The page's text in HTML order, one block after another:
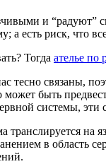
и
есть риск, что
Тогда ателье по
тесно связаны,
быть
системы,
транслируется
в область